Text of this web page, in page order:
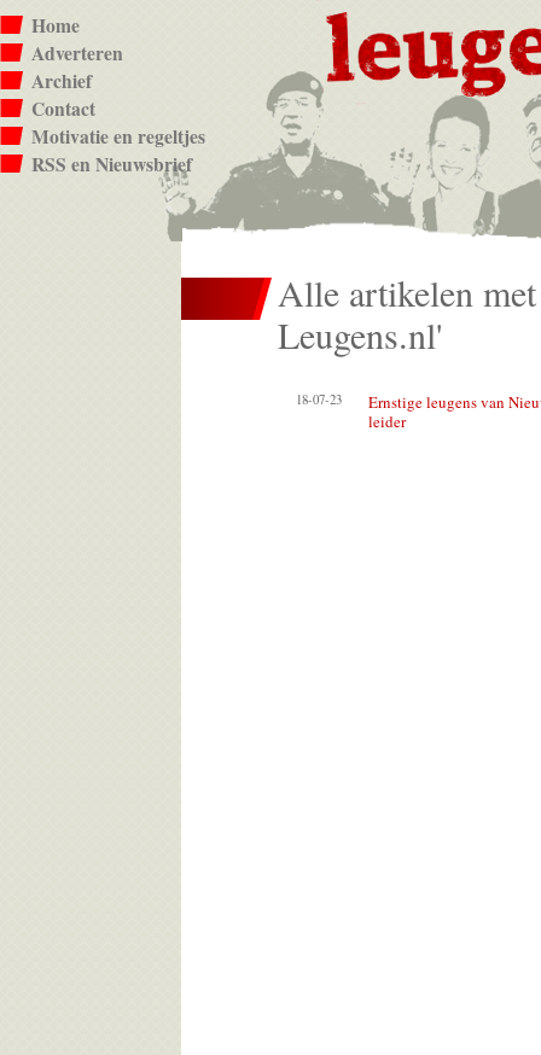
Home
Adverteren
Archief
Contact
Motivatie en regeltjes
RSS en Nieuwsbrief
Alle artikelen
Leugens.nl'
18-07-23
Ernstige leugens van
leider